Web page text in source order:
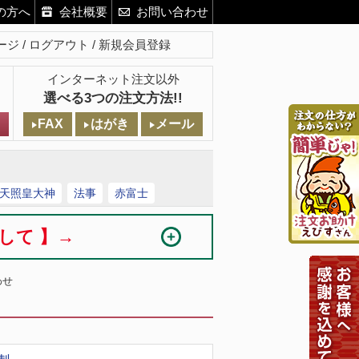
方へ 会社概要 お問い合わせ
ジ ログアウト 新規会員登録
インターネット注文以外
選べる3つの注文方法!!
FAX はがき メール
照皇大神 法事 赤富士
して 】→
せ